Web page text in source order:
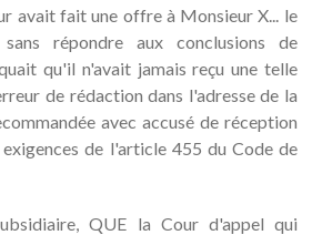
avait fait une offre à Monsieur X... le
répondre aux conclusions de
qu'il n'avait jamais reçu une telle
de rédaction dans l'adresse de la
avec accusé de réception
de l'article 455 du Code de
QUE la Cour d'appel qui